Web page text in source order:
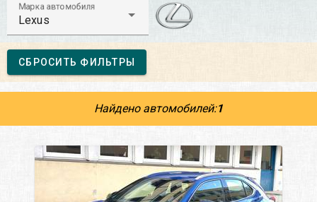
Марка автомобиля
Lexus
СБРОСИТЬ ФИЛЬТРЫ
Найдено автомобилей:1